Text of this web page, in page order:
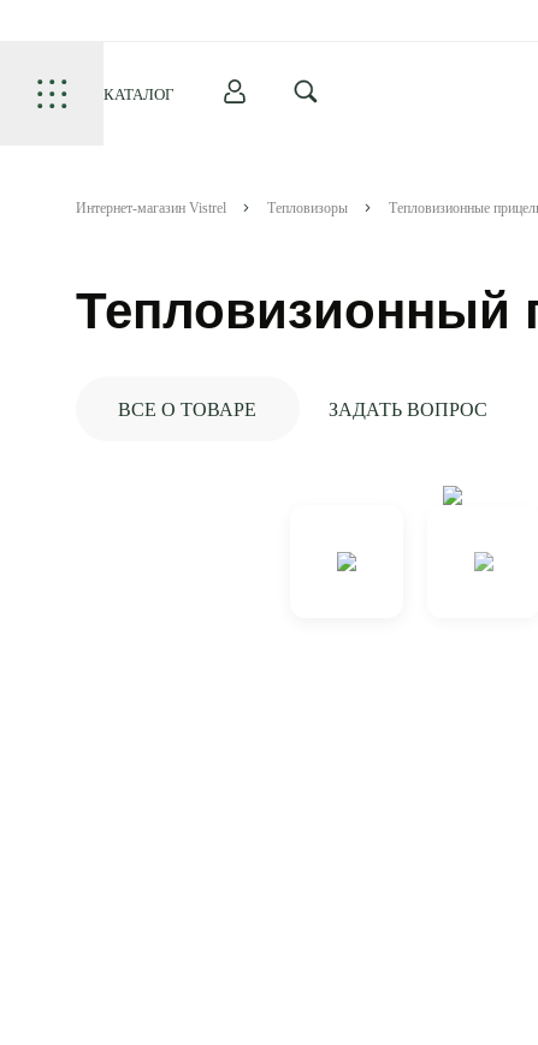
КАТАЛОГ
Интернет-магазин Vistrel Тепловизоры Тепловизионные
Тепловизионный
ВСЕ О ТОВАРЕ ЗАДАТЬ ВОПРОС